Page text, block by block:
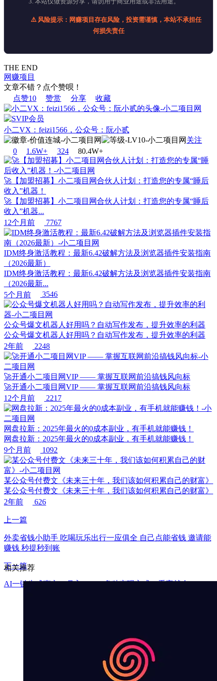
⚠️ 风险提示：网赚项目存在风险，投资需谨慎，本站不承担任
何损失责任
THE END
网赚项目
文章不错？点个赞呗！
点赞10 赞赏 分享 收藏
小二VX：feizi1566，公众号：阮小贰
关注
0
1.6W+ 324 80.4W+
🚀【加盟招募】小二项目网合伙人计划：打造您的专属“睡后
收入”机器！
🚀【加盟招募】小二项目网合伙人计划：打造您的专属“睡后
收入”机器...
12个月前
7767
IDM终身激活教程：最新6.42破解方法及浏览器插件安装指南
（2026最新）
IDM终身激活教程：最新6.42破解方法及浏览器插件安装指南
（2026最新...
5个月前
3546
公众号爆文机器人好用吗？自动写作发布，提升效率的利器
公众号爆文机器人好用吗？自动写作发布，提升效率的利器
2年前
2248
🚀开通小二项目网VIP —— 掌握互联网前沿搞钱风向标
🚀开通小二项目网VIP —— 掌握互联网前沿搞钱风向标
12个月前
2217
网盘拉新：2025年最火的0成本副业，有手机就能赚钱！
网盘拉新：2025年最火的0成本副业，有手机就能赚钱！
9个月前
1092
某公众号付费文《未来三十年，我们该如何积累自己的财富》
某公众号付费文《未来三十年，我们该如何积累自己的财富》
2年前
626
上一篇
外卖省钱小助手 吃喝玩乐出行一应俱全 自己点能省钱 邀请能
赚钱 秒提秒到账
下一篇
AI一键生成爽文，月入5w+，多种变现方式，看完就会
相关推荐